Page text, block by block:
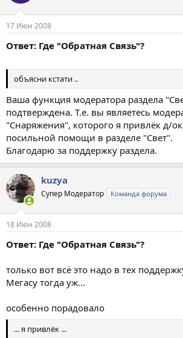
17 Июн 2008
Ответ: Где "Обратная Связь"?
объясни кстати ..
Ваша функция модератора раздела
подтверждена. Т.е. вы являетесь
"Снаряжения", которого я привлёк д/
посильной помощи в разделе "Свет".
Благодарю за поддержку раздела.
kuzya
Супер Модератор Команда форума
18 Июн 2008
Ответ: Где "Обратная Связь"?
только вот всё это надо в тех
Мегасу тогда уж...
особенно порадовало
... я привлёк ...